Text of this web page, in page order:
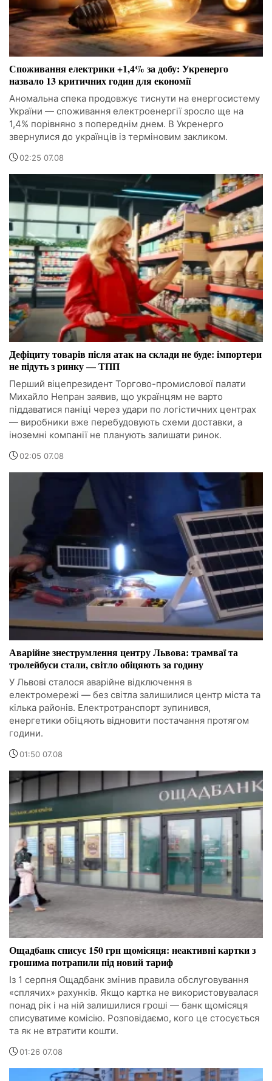
Споживання електрики +1,4% за добу: Укренерго
назвало 13 критичних годин для економії
Аномальна спека продовжує тиснути на енергосистему
України — споживання електроенергії зросло ще на
1,4% порівняно з попереднім днем. В Укренерго
звернулися до українців із терміновим закликом.
02:25 07.08
Дефіциту товарів після атак на склади не буде: імпортери
не підуть з ринку — ТПП
Перший віцепрезидент Торгово-промислової палати
Михайло Непран заявив, що українцям не варто
піддаватися паніці через удари по логістичних центрах
— виробники вже перебудовують схеми доставки, а
іноземні компанії не планують залишати ринок.
02:05 07.08
Аварійне знеструмлення центру Львова: трамваї та
тролейбуси стали, світло обіцяють за годину
У Львові сталося аварійне відключення в
електромережі — без світла залишилися центр міста та
кілька районів. Електротранспорт зупинився,
енергетики обіцяють відновити постачання протягом
години.
01:50 07.08
Ощадбанк списує 150 грн щомісяця: неактивні картки з
грошима потрапили під новий тариф
Із 1 серпня Ощадбанк змінив правила обслуговування
«сплячих» рахунків. Якщо картка не використовувалася
понад рік і на ній залишилися гроші — банк щомісяця
списуватиме комісію. Розповідаємо, кого це стосується
та як не втратити кошти.
01:26 07.08